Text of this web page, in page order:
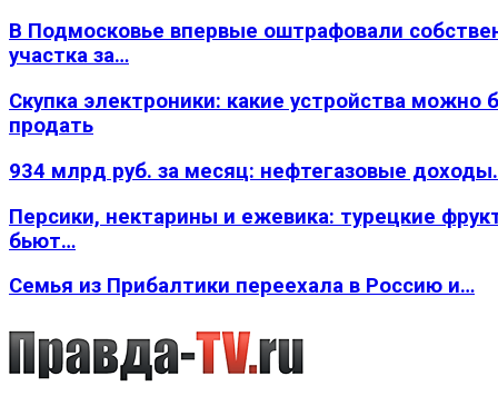
В Подмосковье впервые оштрафовали
участка за…
Скупка электроники: какие устройства можно
продать
934 млрд руб. за месяц: нефтегазовые
Персики, нектарины и ежевика: турецкие
бьют…
Семья из Прибалтики переехала в Россию и…